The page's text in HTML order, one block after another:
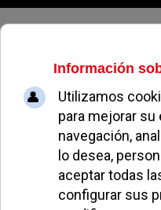
Sábado, 08
Pozuelo
los mejores
Primaria y 4º
REDACCIÓN NOTICIAS DE